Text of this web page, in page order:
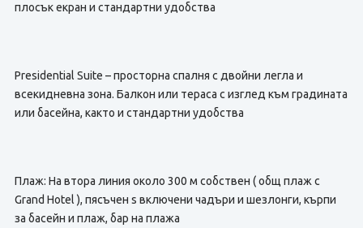
плосък екран и стандартни удобства
Presidential Suite – просторна спалня с двойни легла и
всекидневна зона. Балкон или тераса с изглед към градината
или басейна, както и стандартни удобства
Плаж: На втора линия около 300 м собствен ( общ плаж с
Grand Hotel ), пясъчен s включени чадъри и шезлонги, кърпи
за басейн и плаж, бар на плажа